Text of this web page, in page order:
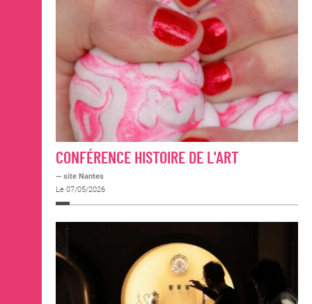
CONFÉRENCE HISTOIRE DE L'ART
— site Nantes
Le 07/05/2026